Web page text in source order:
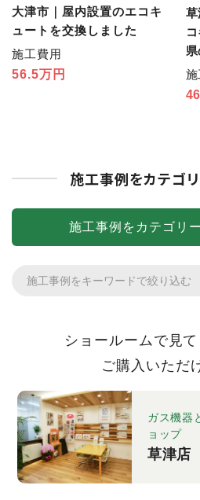
大津市｜屋内設置のエコキ
ュートを交換しました
施工費用
56.5万円
施工事例をカテゴ
施工事例をカテゴリ
ショールームで見
ご購入いただ
ガス機器
ョップ
草津店